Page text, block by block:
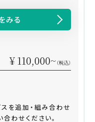
みる
¥ 110,000~ （税込）
を追加・組み合わせ
わせください。